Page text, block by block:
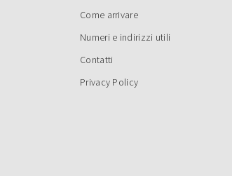
Come arrivare
Numeri e indirizzi utili
Contatti
Privacy Policy